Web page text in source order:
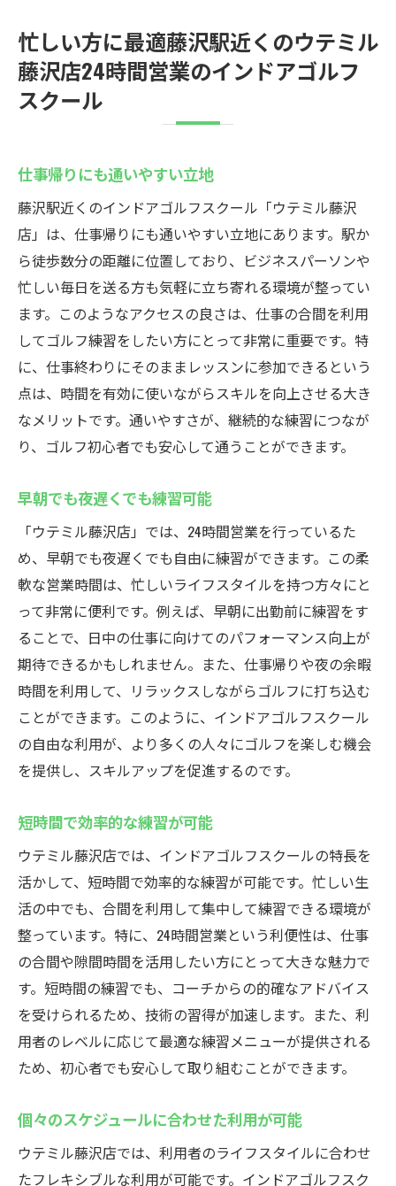
忙しい方に最適藤沢駅近くのウテミル
藤沢店24時間営業のインドアゴルフ
スクール
仕事帰りにも通いやすい立地
藤沢駅近くのインドアゴルフスクール「ウテミル藤沢
店」は、仕事帰りにも通いやすい立地にあります。駅か
ら徒歩数分の距離に位置しており、ビジネスパーソンや
忙しい毎日を送る方も気軽に立ち寄れる環境が整ってい
ます。このようなアクセスの良さは、仕事の合間を利用
してゴルフ練習をしたい方にとって非常に重要です。特
に、仕事終わりにそのままレッスンに参加できるという
点は、時間を有効に使いながらスキルを向上させる大き
なメリットです。通いやすさが、継続的な練習につなが
り、ゴルフ初心者でも安心して通うことができます。
早朝でも夜遅くでも練習可能
「ウテミル藤沢店」では、24時間営業を行っているた
め、早朝でも夜遅くでも自由に練習ができます。この柔
軟な営業時間は、忙しいライフスタイルを持つ方々にと
って非常に便利です。例えば、早朝に出勤前に練習をす
ることで、日中の仕事に向けてのパフォーマンス向上が
期待できるかもしれません。また、仕事帰りや夜の余暇
時間を利用して、リラックスしながらゴルフに打ち込む
ことができます。このように、インドアゴルフスクール
の自由な利用が、より多くの人々にゴルフを楽しむ機会
を提供し、スキルアップを促進するのです。
短時間で効率的な練習が可能
ウテミル藤沢店では、インドアゴルフスクールの特長を
活かして、短時間で効率的な練習が可能です。忙しい生
活の中でも、合間を利用して集中して練習できる環境が
整っています。特に、24時間営業という利便性は、仕事
の合間や隙間時間を活用したい方にとって大きな魅力で
す。短時間の練習でも、コーチからの的確なアドバイス
を受けられるため、技術の習得が加速します。また、利
用者のレベルに応じて最適な練習メニューが提供される
ため、初心者でも安心して取り組むことができます。
個々のスケジュールに合わせた利用が可能
ウテミル藤沢店では、利用者のライフスタイルに合わせ
たフレキシブルな利用が可能です。インドアゴルフスク